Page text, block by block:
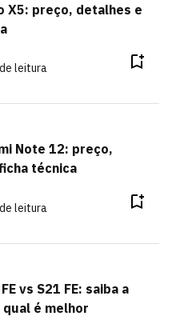
X5: preço, detalhes e
leitura
Note 12: preço,
técnica
leitura
vs S21 FE: saiba a
é melhor